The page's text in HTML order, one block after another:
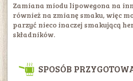
Zamiana miodu lipowegona na
również na zmianę smaku, więc
parzyć nieco inaczej smakującą
składników.
SPOSÓB